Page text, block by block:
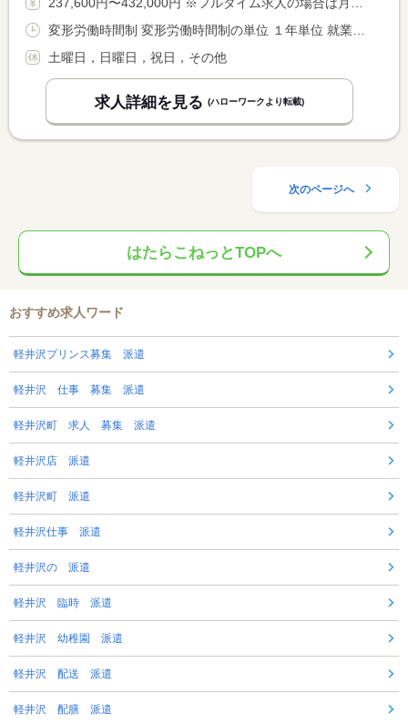
土曜日，日曜日，祝日，その他
求人詳細を見る (ハローワークより転載)
次のページへ
はたらこねっとTOPへ
おすすめ求人ワード
軽井沢プリンス募集 派遣
軽井沢 仕事 募集 派遣
軽井沢町 求人 募集 派遣
軽井沢店 派遣
軽井沢町 派遣
軽井沢仕事 派遣
軽井沢の 派遣
軽井沢 臨時 派遣
軽井沢 幼稚園 派遣
軽井沢 配送 派遣
軽井沢 配膳 派遣